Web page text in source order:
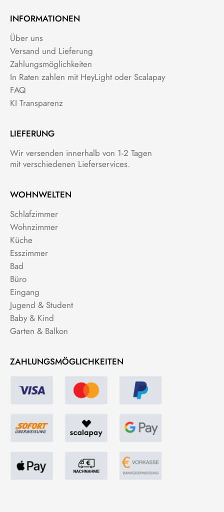
INFORMATIONEN
Über uns
Versand und Lieferung
Zahlungsmöglichkeiten
In Raten zahlen mit HeyLight oder Scalapay
FAQ
KI Transparenz
LIEFERUNG
Wir versenden innerhalb von 1-2 Tagen
mit verschiedenen Lieferservices.
WOHNWELTEN
Schlafzimmer
Wohnzimmer
Küche
Esszimmer
Bad
Büro
Eingang
Jugend & Student
Baby & Kind
Garten & Balkon
ZAHLUNGSMÖGLICHKEITEN